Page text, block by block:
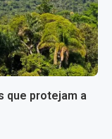
que protejam a